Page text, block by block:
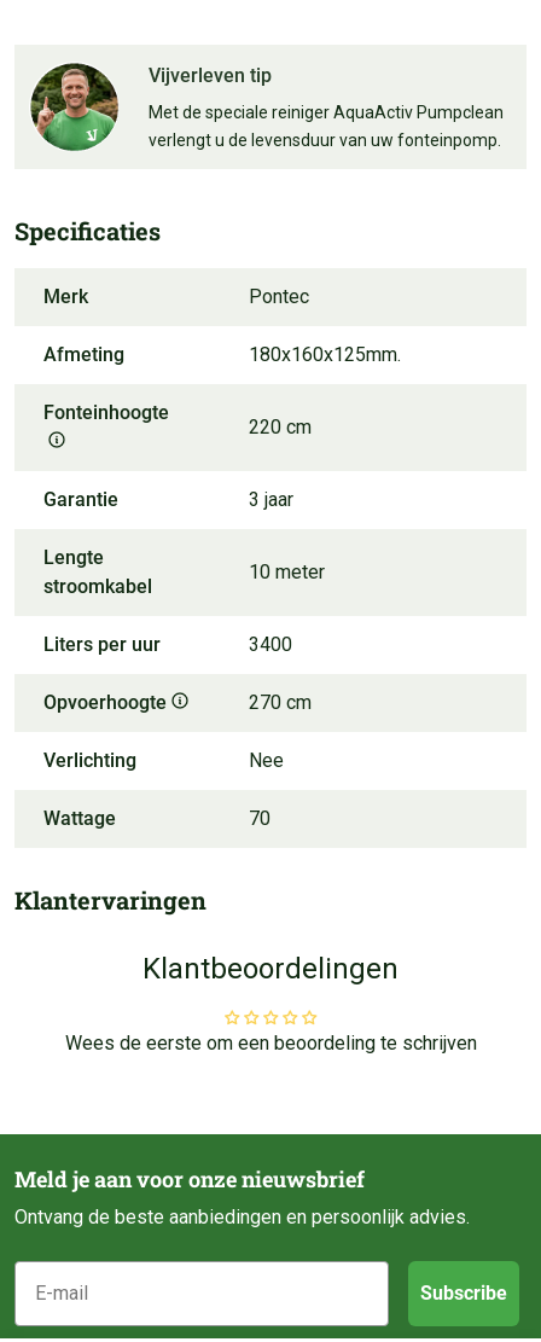
Vijverleven tip
Met de speciale reiniger AquaActiv Pumpclean
verlengt u de levensduur van uw fonteinpomp.
Specificaties
Merk Pontec
Afmeting 180x160x125mm.
Fonteinhoogte
220 cm
Garantie 3 jaar
Lengte
stroomkabel
10 meter
Liters per uur 3400
Opvoerhoogte 270 cm
Verlichting Nee
Wattage 70
Klantervaringen
Klantbeoordelingen
Wees de eerste om een beoordeling te schrijven
Meld je aan voor onze nieuwsbrief
Ontvang de beste aanbiedingen en persoonlijk advies.
E-mail
Subscribe